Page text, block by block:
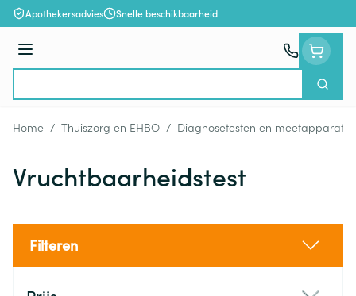
Ga naar de inhoud
Apothekersadvies Snelle beschikbaarheid
Menu
Zoek
Home / Thuiszorg en EHBO / Diagnosetesten en
Vruchtbaarheidstest
Filteren